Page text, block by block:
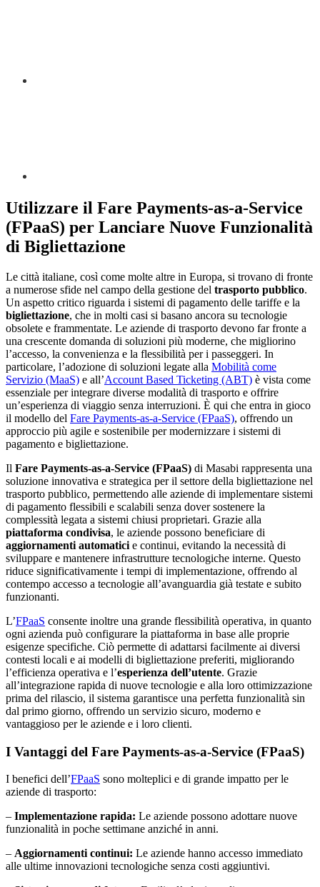
Utilizzare il Fare Payments-as-a-Service
(FPaaS) per Lanciare Nuove Funzionalità
di Bigliettazione
Le città italiane, così come molte altre in Europa, si trovano di fronte
a numerose sfide nel campo della gestione del trasporto pubblico.
Un aspetto critico riguarda i sistemi di pagamento delle tariffe e la
bigliettazione, che in molti casi si basano ancora su tecnologie
obsolete e frammentate. Le aziende di trasporto devono far fronte a
una crescente domanda di soluzioni più moderne, che migliorino
l’accesso, la convenienza e la flessibilità per i passeggeri. In
particolare, l’adozione di soluzioni legate alla Mobilità come
Servizio (MaaS) e all’Account Based Ticketing (ABT) è vista come
essenziale per integrare diverse modalità di trasporto e offrire
un’esperienza di viaggio senza interruzioni. È qui che entra in gioco
il modello del Fare Payments-as-a-Service (FPaaS), offrendo un
approccio più agile e sostenibile per modernizzare i sistemi di
pagamento e bigliettazione.
Il Fare Payments-as-a-Service (FPaaS) di Masabi rappresenta una
soluzione innovativa e strategica per il settore della bigliettazione nel
trasporto pubblico, permettendo alle aziende di implementare sistemi
di pagamento flessibili e scalabili senza dover sostenere la
complessità legata a sistemi chiusi proprietari. Grazie alla
piattaforma condivisa, le aziende possono beneficiare di
aggiornamenti automatici e continui, evitando la necessità di
sviluppare e mantenere infrastrutture tecnologiche interne. Questo
riduce significativamente i tempi di implementazione, offrendo al
contempo accesso a tecnologie all’avanguardia già testate e subito
funzionanti.
L’FPaaS consente inoltre una grande flessibilità operativa, in quanto
ogni azienda può configurare la piattaforma in base alle proprie
esigenze specifiche. Ciò permette di adattarsi facilmente ai diversi
contesti locali e ai modelli di bigliettazione preferiti, migliorando
l’efficienza operativa e l’esperienza dell’utente. Grazie
all’integrazione rapida di nuove tecnologie e alla loro ottimizzazione
prima del rilascio, il sistema garantisce una perfetta funzionalità sin
dal primo giorno, offrendo un servizio sicuro, moderno e
vantaggioso per le aziende e i loro clienti.
I Vantaggi del Fare Payments-as-a-Service (FPaaS)
I benefici dell’FPaaS sono molteplici e di grande impatto per le
aziende di trasporto:
– Implementazione rapida: Le aziende possono adottare nuove
funzionalità in poche settimane anziché in anni.
– Aggiornamenti continui: Le aziende hanno accesso immediato
alle ultime innovazioni tecnologiche senza costi aggiuntivi.